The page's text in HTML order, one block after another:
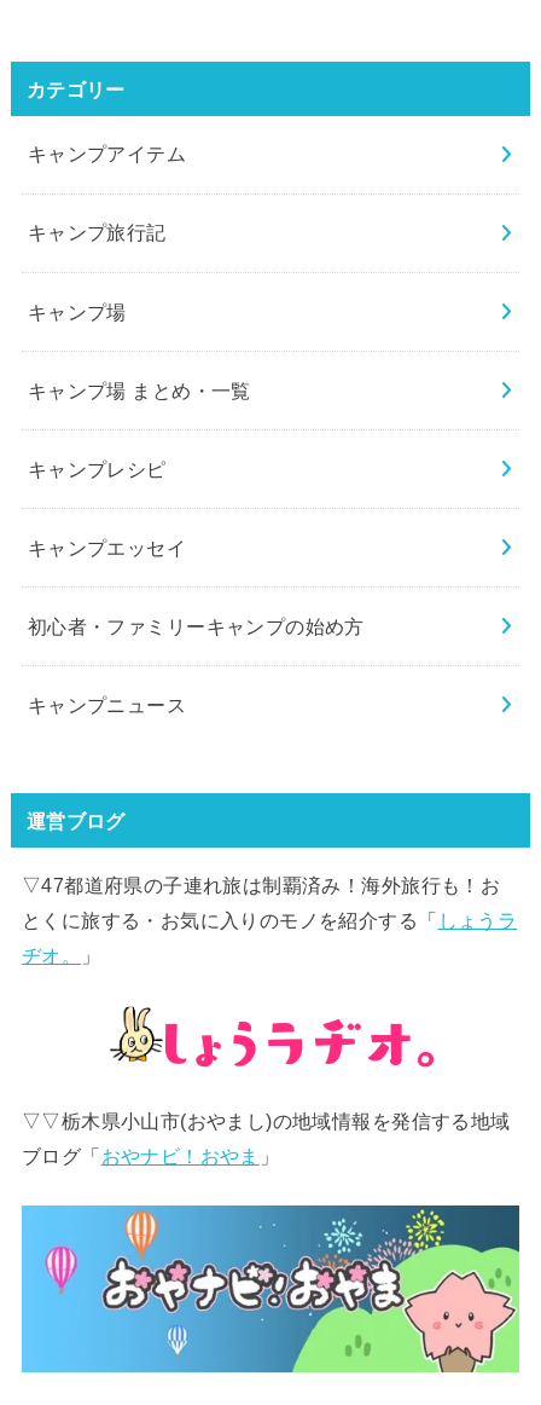
カテゴリー
キャンプアイテム
キャンプ旅行記
キャンプ場
キャンプ場 まとめ・一覧
キャンプレシピ
キャンプエッセイ
初心者・ファミリーキャンプの始め方
キャンプニュース
運営ブログ
▽47都道府県の子連れ旅は制覇済み！海外旅行も！お
とくに旅する・お気に入りのモノを紹介する「 しょうラ
ヂオ。
」
▽▽栃木県小山市(おやまし)の地域情報を発信する地域
ブログ「おやナビ！おやま 」